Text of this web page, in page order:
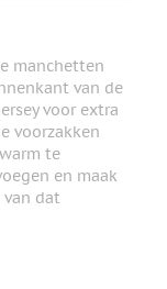
manchetten
van de
voor extra
voorzakken
te
en maak
dat